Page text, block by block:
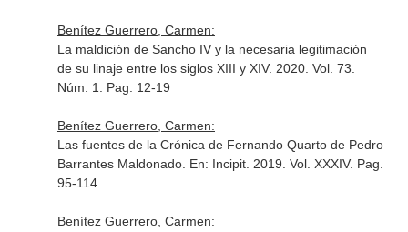
Benítez Guerrero, Carmen:
La maldición de Sancho IV y la necesaria legitimación
de su linaje entre los siglos XIII y XIV. 2020. Vol. 73.
Núm. 1. Pag. 12-19
Benítez Guerrero, Carmen:
Las fuentes de la Crónica de Fernando Quarto de Pedro
Barrantes Maldonado. En: Incipit. 2019. Vol. XXXIV. Pag.
95-114
Benítez Guerrero, Carmen: